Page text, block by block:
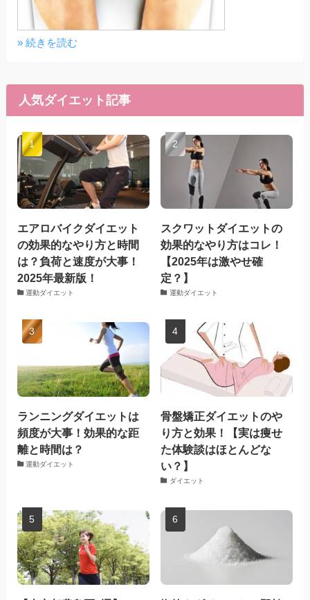
» 続きを読む
人気ダイエット記事
エアロバイクダイエット
の効果的なやり方と時間
は？負荷と速度が大事！
2025年最新版！
運動ダイエット
スクワットダイエットの
効果的なやり方はコレ！
【2025年は激やせ確
定？】
運動ダイエット
ランニングダイエットは
頻度が大事！効果的な距
離と時間は？
運動ダイエット
骨盤矯正ダイエットのや
り方と効果！【実は痩せ
た体験談はほとんどな
い？】
ダイエット